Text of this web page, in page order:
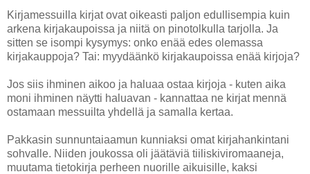
Kirjamessuilla kirjat ovat oikeasti paljon edullisempia kuin
arkena kirjakaupoissa ja niitä on pinotolkulla tarjolla. Ja
sitten se isompi kysymys: onko enää edes olemassa
kirjakauppoja? Tai: myydäänkö kirjakaupoissa enää kirjoja?
Jos siis ihminen aikoo ja haluaa ostaa kirjoja - kuten aika
moni ihminen näytti haluavan - kannattaa ne kirjat mennä
ostamaan messuilta yhdellä ja samalla kertaa.
Pakkasin sunnuntaiaamun kunniaksi omat kirjahankintani
sohvalle. Niiden joukossa oli jäätäviä tiiliskiviromaaneja,
muutama tietokirja perheen nuorille aikuisille, kaksi